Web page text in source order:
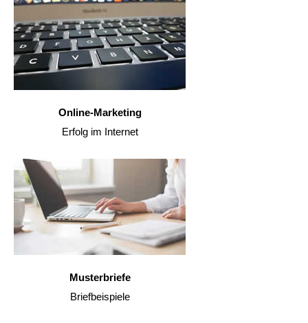
Online-Marketing
Erfolg im Internet
Musterbriefe
Briefbeispiele